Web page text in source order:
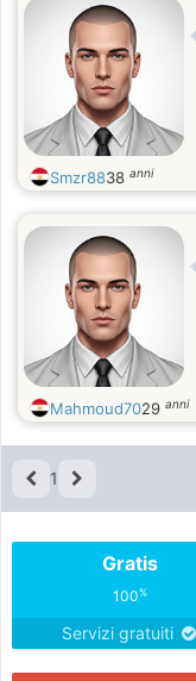
Smzr8838 anni
Mahmoud7029 anni
1
Gratis
100%
Servizi gratuiti